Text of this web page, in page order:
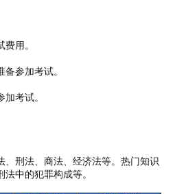
用。
参加考试。
考试。
、刑法、商法、经济法等。热门知识
中的犯罪构成等。